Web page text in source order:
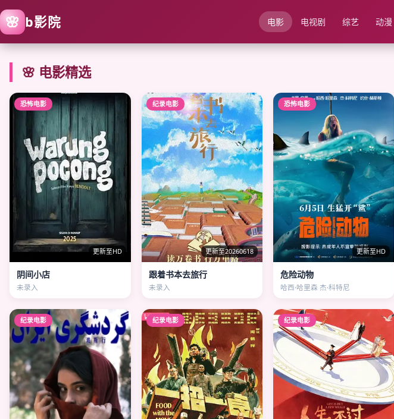
🌸 b影院 电影 电视剧 综艺 动漫
🌸 电影精选
恐怖电影
更新至HD
阴间小店
未录入
纪录电影
更新至20260618
跟着书本去旅行
未录入
恐怖电影
更新至HD
危险动物
哈西·哈里森 杰·科特尼
纪录电影 纪录电影 纪录电影